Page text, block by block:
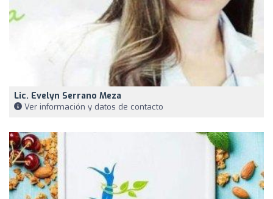
Lic. Evelyn Serrano Meza
Ver información y datos de contacto